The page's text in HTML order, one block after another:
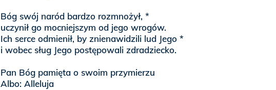
Bóg swój naród bardzo rozmnożył, *
uczynił go mocniejszym od jego wrogów.
Ich serce odmienił, by znienawidzili lud Jego *
i wobec sług Jego postępowali zdradziecko.
Pan Bóg pamięta o swoim przymierzu
Albo: Alleluja